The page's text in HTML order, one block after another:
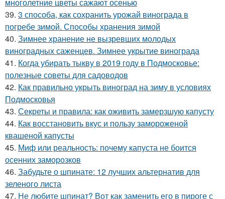
многолетние цветы сажают осенью
39. 3 способа, как сохранить урожай винограда в
погребе зимой. Способы хранения зимой
40. Зимнее хранение не вызревших молодых
виноградных саженцев. Зимнее укрытие винограда
41. Когда убирать тыкву в 2019 году в Подмосковье:
полезные советы для садоводов
42. Как правильно укрыть виноград на зиму в условиях
Подмосковья
43. Секреты и правила: как оживить замерзшую капусту
44. Как восстановить вкус и пользу замороженой
квашеной капусты
45. Миф или реальность: почему капуста не боится
осенних заморозков
46. Забудьте о шпинате: 12 лучших альтернатив для
зеленого листа
47. Не любите шпинат? Вот как заменить его в пироге с